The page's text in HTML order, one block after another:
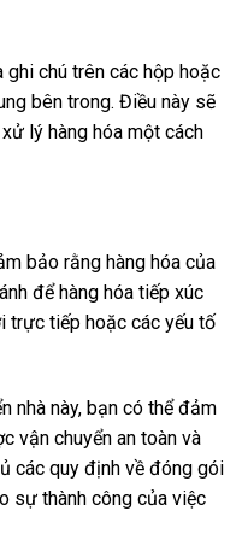
ghi chú trên các hộp hoặc
bên trong. Điều này sẽ
lý hàng hóa một cách
bảo rằng hàng hóa của
để hàng hóa tiếp xúc
trực tiếp hoặc các yếu tố
nhà này, bạn có thể đảm
vận chuyển an toàn và
các quy định về đóng gói
sự thành công của việc